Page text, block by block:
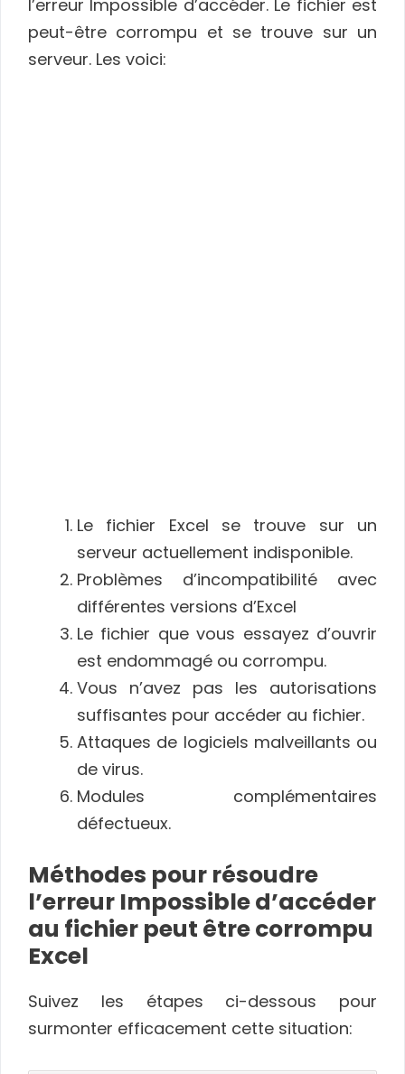
l’erreur Impossible d’accéder. Le fichier est
peut-être corrompu et se trouve sur un
serveur. Les voici:
Le fichier Excel se trouve sur un
serveur actuellement indisponible.
Problèmes d’incompatibilité avec
différentes versions d’Excel
Le fichier que vous essayez d’ouvrir
est endommagé ou corrompu.
Vous n’avez pas les autorisations
suffisantes pour accéder au fichier.
Attaques de logiciels malveillants ou
de virus.
Modules complémentaires
défectueux.
Méthodes pour résoudre
l’erreur Impossible d’accéder
au fichier peut être corrompu
Excel
Suivez les étapes ci-dessous pour
surmonter efficacement cette situation: